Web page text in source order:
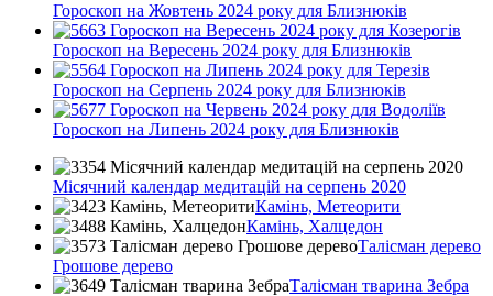
Гороскоп на Жовтень 2024 року для Близнюків
Гороскоп на Вересень 2024 року для Близнюків
Гороскоп на Серпень 2024 року для Близнюків
Гороскоп на Липень 2024 року для Близнюків
Місячний календар медитацій на серпень 2020
Камінь, Метеорити
Камінь, Халцедон
Талісман дерево
Грошове дерево
Талісман тварина Зебра